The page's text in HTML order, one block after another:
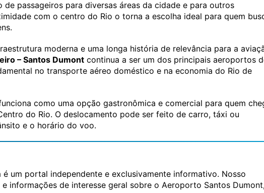
passageiros para diversas áreas da cidade e para outros
com o centro do Rio o torna a escolha ideal para quem
moderna e uma longa história de relevância para a
– Santos Dumont continua a ser um dos principais aeroportos
no transporte aéreo doméstico e na economia do Rio de
como uma opção gastronômica e comercial para quem
do Rio. O deslocamento pode ser feito de carro, táxi ou
e o horário do voo.
é um portal independente e exclusivamente informativo. Nosso
informações de interesse geral sobre o Aeroporto Santos